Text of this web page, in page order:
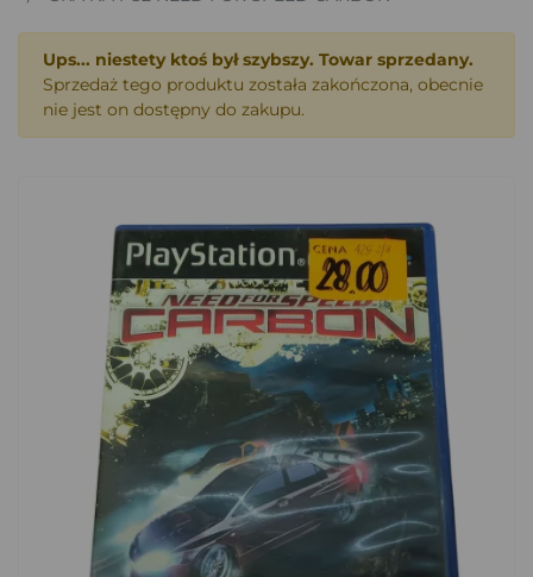
Ups... niestety ktoś był szybszy. Towar sprzedany.
Sprzedaż tego produktu została zakończona, obecnie
nie jest on dostępny do zakupu.